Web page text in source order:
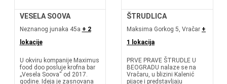
VESELA SOOVA
Neznanog junaka 45a + 2
lokacije
U okviru kompanije Maximus
food doo posluje krofna bar
„Vesela Soova“ od 2017.
godine. Ideja je zasnovana
ŠTRUDLICA
Maksima Gorkog 5, Vračar +
1 lokacija
PRVE PRAVE ŠTRUDLE U
BEOGRADU nalaze se na
Vračaru, u blizini Kalenić
pijace i predstavljaju